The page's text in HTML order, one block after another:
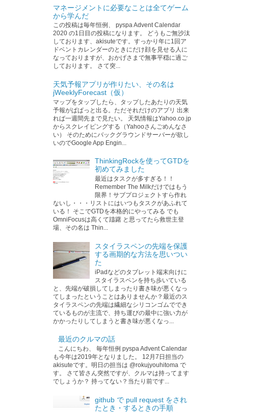
マネージメントに必要なことは全てゲーム
から学んだ
この投稿は毎年恒例、 pyspa Advent Calendar
2020 の1日目の投稿になります。 どうもご無沙汰
しております、akisuteです。すっかり年に1回ア
ドベントカレンダーのときにだけ顔を見せる人に
なっておりますが、おかげさまで無事平穏に過ご
しております。 さて突...
天気予報アプリが作りたい、その名は
jWeeklyForecast（仮）
マップをタップしたら、タップしたあたりの天気
予報がぱぱっと出る。ただそれだけのアプリ 出来
れば一週間先まで見たい。 天気情報はYahoo.co.jp
からスクレイピングする（Yahooさんごめんなさ
い） そのためにバックグラウンドサーバーが欲し
いのでGoogle App Engin...
ThinkingRockを使ってGTDを
初めてみました
最近はタスクが多すぎる！！
Remember The Milkだけではもう
限界！サブプロジェクトすら作れ
ないし・・・リストにはいつもタスクがあふれて
いる！ そこでGTDを本格的にやってみる でも
OmniFocusは高くて躊躇 と思ってたら救世主登
場、その名は Thin...
スタイラスペンの先端を保護
する画期的な方法を思いつい
た
iPadなどのタブレット端末向けに
スタイラスペンを持ち歩いている
と、先端が破損してしまったり書き味が悪くなっ
てしまったということはありませんか？最近のス
タイラスペンの先端は繊細なシリコンゴムででき
ているものが主流で、持ち運びの最中に強い力が
かかったりしてしまうと書き味が悪くなっ...
最近のクルマの話
こんにちわ、 毎年恒例 pyspa Advent Calendar
も今年は2019年となりました。 12月7日担当の
akisuteです。明日の担当は @rokujyouhitoma で
す。 さて皆さん突然ですが、クルマは持ってます
でしょうか？ 持ってない？当たり前です...
github で pull request をされ
たとき・するときの手順